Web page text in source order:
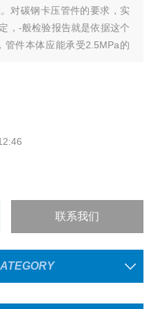
对碳钢卡压管件的要求，实
，-般检验报告就是依据这个
件本体应能承受2.5MPa的
术规范其中8.2.9规定，架
径小于或等于DN50时，应采
联系我们